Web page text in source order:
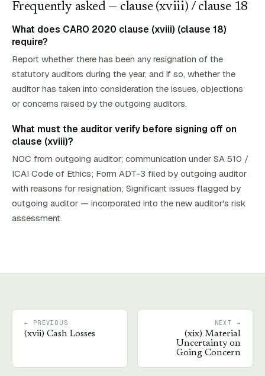
Frequently asked — clause (xviii) / clause 18
What does CARO 2020 clause (xviii) (clause 18)
require?
Report whether there has been any resignation of the
statutory auditors during the year, and if so, whether the
auditor has taken into consideration the issues, objections
or concerns raised by the outgoing auditors.
What must the auditor verify before signing off on
clause (xviii)?
NOC from outgoing auditor; communication under SA 510 /
ICAI Code of Ethics; Form ADT-3 filed by outgoing auditor
with reasons for resignation; Significant issues flagged by
outgoing auditor — incorporated into the new auditor's risk
assessment.
← PREVIOUS
(xvii) Cash Losses
NEXT →
(xix) Material
Uncertainty on
Going Concern